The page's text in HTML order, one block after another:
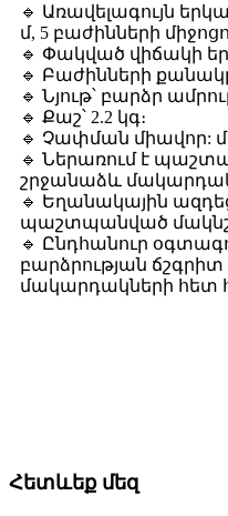
🔹 Առավելագույն
մ, 5 բաժինների
🔹 Փակված վիճակի
🔹 Բաժինների
🔹 Նյութ՝ բարձր
🔹 Քաշ՝ 2.2 կգ։
🔹 Չափման միավոր:
🔹 Ներառում է
շրջանաձև
🔹 Եղանակային
պաշտպանված
🔹 Ընդհանուր
բարձրության ճշգրիտ
մակարդակների հետ
Հետևեք մեզ